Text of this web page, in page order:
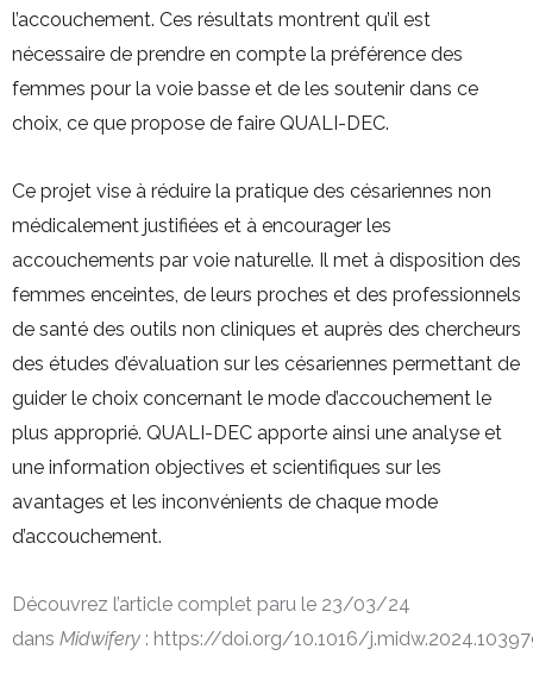
l’accouchement. Ces résultats montrent qu’il est
nécessaire de prendre en compte la préférence des
femmes pour la voie basse et de les soutenir dans ce
choix, ce que propose de faire QUALI-DEC.
Ce projet vise à réduire la pratique des césariennes non
médicalement justifiées et à encourager les
accouchements par voie naturelle. Il met à disposition des
femmes enceintes, de leurs proches et des professionnels
de santé des outils non cliniques et auprès des chercheurs
des études d’évaluation sur les césariennes permettant de
guider le choix concernant le mode d’accouchement le
plus approprié. QUALI-DEC apporte ainsi une analyse et
une information objectives et scientifiques sur les
avantages et les inconvénients de chaque mode
d’accouchement.
Découvrez l’article complet paru le 23/03/24
dans Midwifery : https://doi.org/10.1016/